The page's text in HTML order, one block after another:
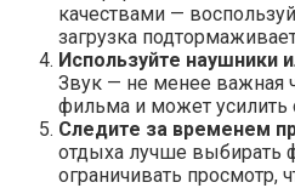
качествами —
загрузка
Используйте наушники
Звук — не менее важная
фильма и может усилить
Следите за временем
отдыха лучше выбирать
ограничивать просмотр,